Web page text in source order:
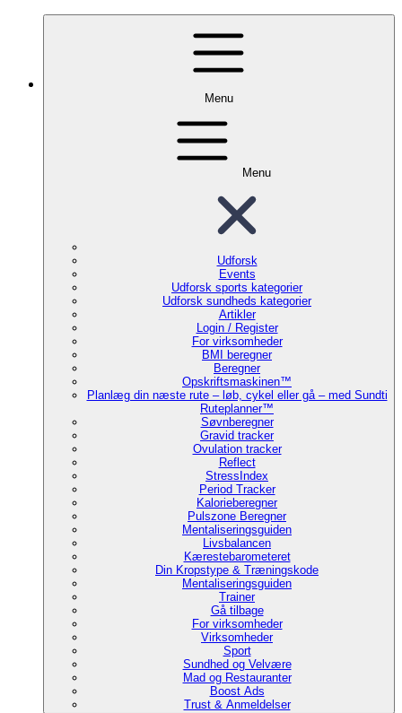
Menu
Menu
Udforsk
Events
Udforsk sports kategorier
Udforsk sundheds kategorier
Artikler
Login / Register
For virksomheder
BMI beregner
Beregner
Opskriftsmaskinen™
Planlæg din næste rute – løb, cykel eller gå – med Sundti
Ruteplanner™
Søvnberegner
Gravid tracker
Ovulation tracker
Reflect
StressIndex
Period Tracker
Kalorieberegner
Pulszone Beregner
Mentaliseringsguiden
Livsbalancen
Kærestebarometeret
Din Kropstype & Træningskode
Mentaliseringsguiden
Trainer
Gå tilbage
For virksomheder
Virksomheder
Sport
Sundhed og Velvære
Mad og Restauranter
Boost Ads
Trust & Anmeldelser